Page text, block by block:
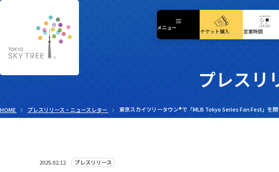
プレスリ
メニュー
メニュー
チケット購入 営業時間
HOME プレスリリース・ニュースレター 東京スカイツリータウン®で「MLB Tokyo Series Fan Fest」を開
2025.02.12 プレスリリース